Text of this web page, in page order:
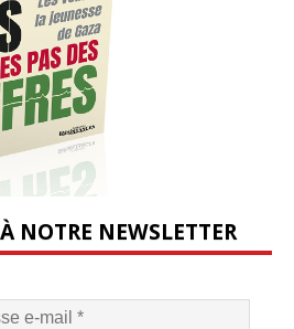
NOTRE NEWSLETTER